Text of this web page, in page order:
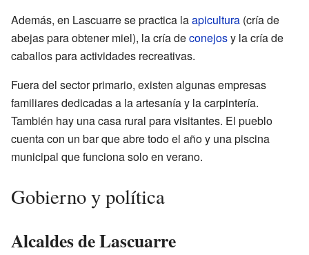
Además, en Lascuarre se practica laapicultura (cría de
abejas para obtener miel), la cría deconejosy la cría de
caballos para actividades recreativas.
Fuera del sector primario, existen algunas empresas
familiares dedicadas a la artesanía y la carpintería.
También hay una casa rural para visitantes. El pueblo
cuenta con un bar que abre todo el año y una piscina
municipal que funciona solo en verano.
Gobierno y política
Alcaldes de Lascuarre